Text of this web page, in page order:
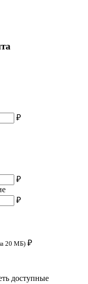
₽
₽
₽
20 МБ) ₽
доступные